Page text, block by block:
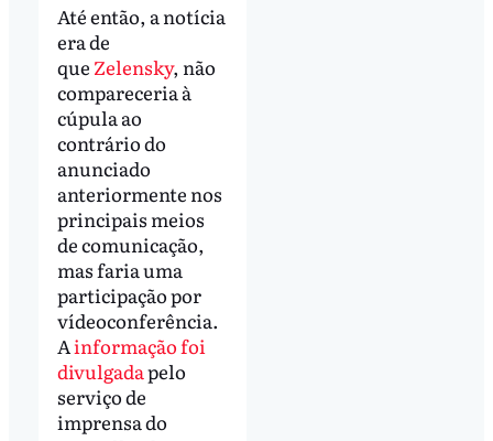
Até então, a notícia
era de
que Zelensky, não
compareceria à
cúpula ao
contrário do
anunciado
anteriormente nos
principais meios
de comunicação,
mas faria uma
participação por
vídeoconferência.
A informação foi
divulgadapelo
serviço de
imprensa do